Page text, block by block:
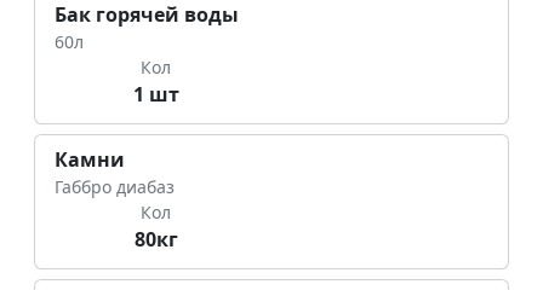
Бак горячей воды
60л
Кол
1 шт
Камни
Габбро диабаз
Кол
80кг